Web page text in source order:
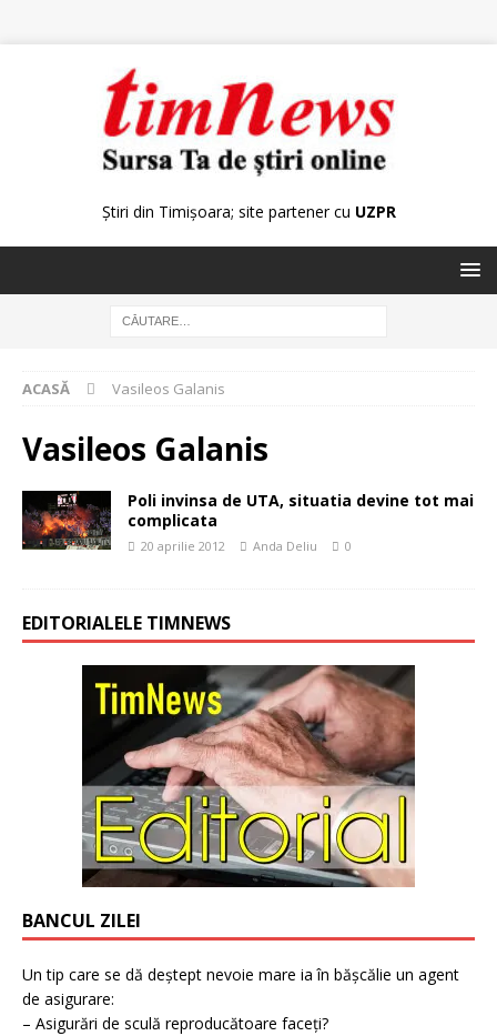
Știri din Timișoara; site partener cu UZPR
ACASĂ Vasileos Galanis
Vasileos Galanis
Poli invinsa de UTA, situatia devine tot mai
complicata
20 aprilie 2012 Anda Deliu 0
EDITORIALELE TIMNEWS
BANCUL ZILEI
Un tip care se dă deștept nevoie mare ia în bășcălie un agent
de asigurare:
– Asigurări de sculă reproducătoare faceți?